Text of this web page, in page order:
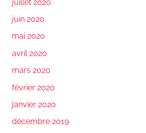
juillet 2020
juin 2020
mai 2020
avril 2020
mars 2020
février 2020
janvier 2020
décembre 2019